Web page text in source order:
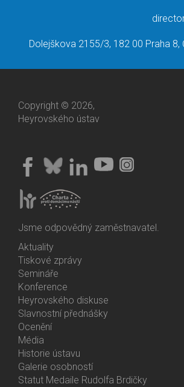
Dolejškova 2155/3, 182 00 Praha 8,
Copyright © 2026,
Heyrovského ústav
Jsme odpovědný zaměstnavatel.
Bottom
Menu
Activities
Aktuality
Tiskové zprávy
Semináře
Konference
Heyrovského diskuse
Slavnostní přednášky
Ocenění
Média
Historie ústavu
Galerie osobností
Statut Medaile Rudolfa Brdičky